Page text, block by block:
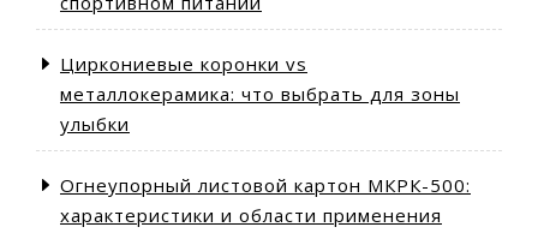
Циркониевые коронки vs
металлокерамика: что выбрать для зоны
улыбки
Огнеупорный листовой картон МКРК-500:
характеристики и области применения